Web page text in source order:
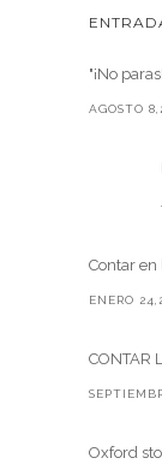
"¡No
AGOSTO
Contar en
ENERO
CONTAR
Oxford